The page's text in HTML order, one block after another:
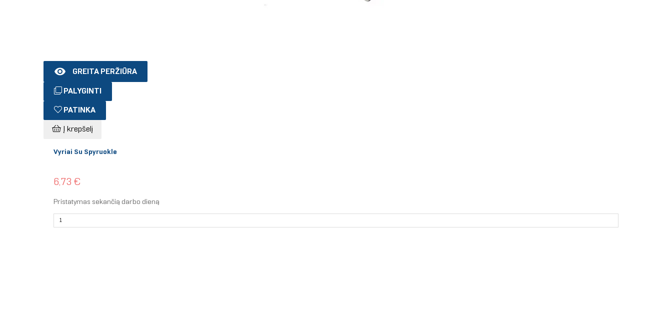
 GREITA PERŽIŪRA
PALYGINTI
PATINKA
Į krepšelį
Vyriai Su Spyruokle
6,73 €
Pristatymas sekančią darbo dieną